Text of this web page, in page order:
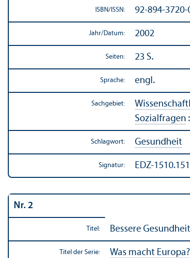
ISBN/ ISSN: 92-894-3720-
Jahr/Datum: 2002
Seiten: 23 S.
Sprache: engl.
Sachgebiet:
Sozialfragen :
Schlagwort: Gesundheit
Signatur: EDZ-
Nr. 2
Titel: Bessere
Titel der Serie: Was macht Europa?